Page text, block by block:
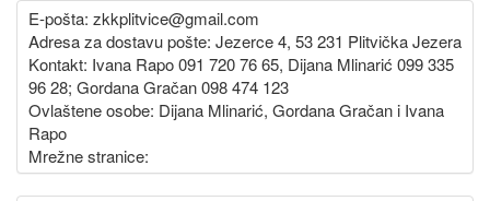
E-pošta: zkkplitvice@gmail.com
Adresa za dostavu pošte: Jezerce 4, 53 231 Plitvička Jezera
Kontakt: Ivana Rapo 091 720 76 65, Dijana Mlinarić 099 335
96 28; Gordana Gračan 098 474 123
Ovlaštene osobe: Dijana Mlinarić, Gordana Gračan i Ivana
Rapo
Mrežne stranice: